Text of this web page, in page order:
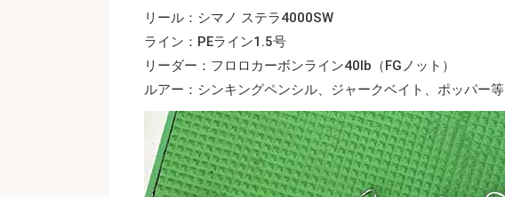
リール：シマノ ステラ4000SW
ライン：PEライン1.5号
リーダー：フロロカーボンライン40lb（FGノット）
ルアー：シンキングペンシル、ジャークベイト、ポッパー等